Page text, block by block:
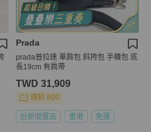
Prada
prada普拉達 單肩包 斜挎包 手機包 底
長19cm 有肩帶
TWD 31,909
現折 800
近新閒置品 香港 免運